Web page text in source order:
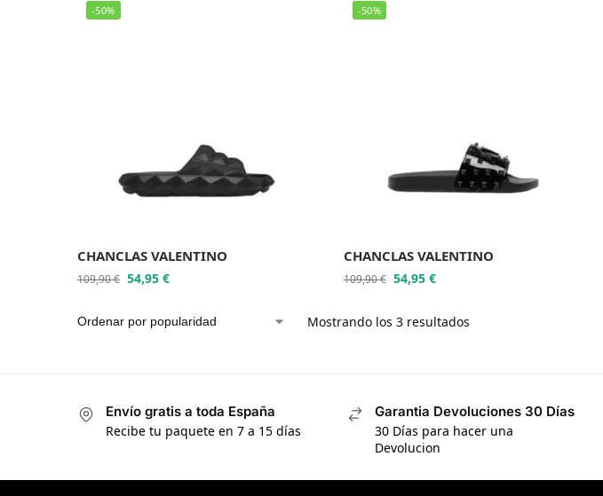
-50%
CHANCLAS VALENTINO
109,90€ 54,95 €
-50%
CHANCLAS VALENTINO
109,90€ 54,95 €
Mostrando los 3 resultados
Envío gratis a toda España
Recibe tu paquete en 7 a 15 días
Garantia Devoluciones 30 Días
30 Días para hacer una
Devolucion